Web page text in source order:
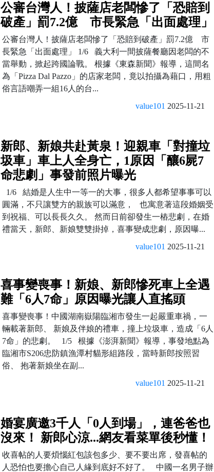
公審台灣人！披薩店老闆慘了「恐賠到
破產」罰7.2億 市長緊急「出面處理」
公審台灣人！披薩店老闆慘了「恐賠到破產」罰7.2億 市
長緊急「出面處理」 1/6 義大利一間披薩餐廳因老闆的不
當舉動，掀起跨國論戰。 根據《東森新聞》報導，這間名
為「Pizza Dal Pazzo」的店家老闆，竟以拍攝為藉口，用粗
俗言語嘲弄一組16人的台...
value101 2025-11-21
新郎、新娘共赴黃泉！迎親車「對撞垃
圾車」車上人全身亡，1原因「釀6屍7
命悲劇」事發前照片曝光
1/6 結婚是人生中一等一的大事，很多人都希望事事可以
圓滿，不只讓雙方的親族可以滿意， 也寓意著這段婚姻受
到祝福、可以長長久久。 然而日前卻發生一樁悲劇，在婚
禮當天，新郎、新娘雙雙掛掉，喜事變成悲劇，原因曝...
value101 2025-11-21
喜事變喪事！新娘、新郎慘死車上全遇
難「6人7命」原因曝光讓人直搖頭
喜事變喪事！中國湖南嶽陽臨湘市發生一起嚴重車禍，一
輛載著新郎、 新娘及伴娘的禮車，撞上垃圾車，造成「6人
7命」的悲劇。 1/5 根據《澎湃新聞》報導，事發地點為
臨湘市S206忠防鎮漁潭村貓形組路段，當時新郎按照習
俗、 抱著新娘坐在副...
value101 2025-11-21
婚宴廣邀3千人「0人到場」，連爸爸也
沒來！ 新郎心涼...網友看菜單後秒懂！
收喜帖的人要煩惱紅包該包多少、要不要出席，發喜帖的
人恐怕也要擔心自己人緣到底好不好了。 中國一名男子辦